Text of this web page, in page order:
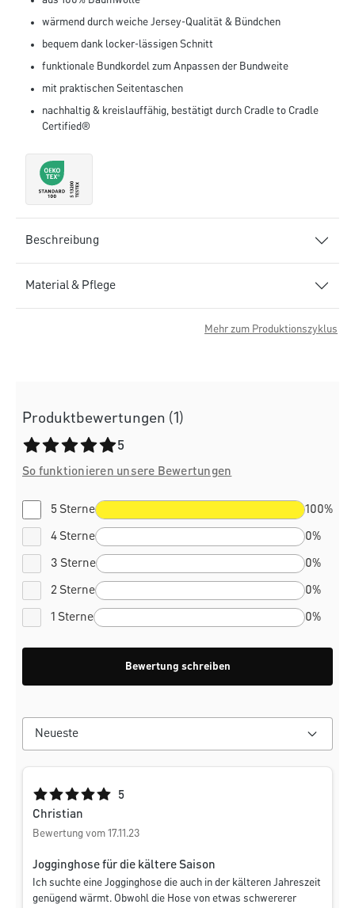
wärmend durch weiche Jersey-Qualität & Bündchen
bequem dank locker-lässigen Schnitt
funktionale Bundkordel zum Anpassen der Bundweite
mit praktischen Seitentaschen
nachhaltig & kreislauffähig, bestätigt durch Cradle to Cradle
Certified®
Beschreibung
Material & Pflege
Mehr zum Produktionszyklus
Produktbewertungen (1)
Durchschnittliche Bewertung von 5 von 5 Sternen
5
So funktionieren unsere Bewertungen
5 Sterne 100%
4 Sterne 0%
3 Sterne 0%
2 Sterne 0%
1 Sterne 0%
Bewertung schreiben
Durchschnittliche Bewertung von 5 von 5 Sternen
5
Christian
Bewertung vom 17.11.23
Jogginghose für die kältere Saison
Ich suchte eine Jogginghose die auch in der kälteren Jahreszeit
genügend wärmt. Obwohl die Hose von etwas schwererer